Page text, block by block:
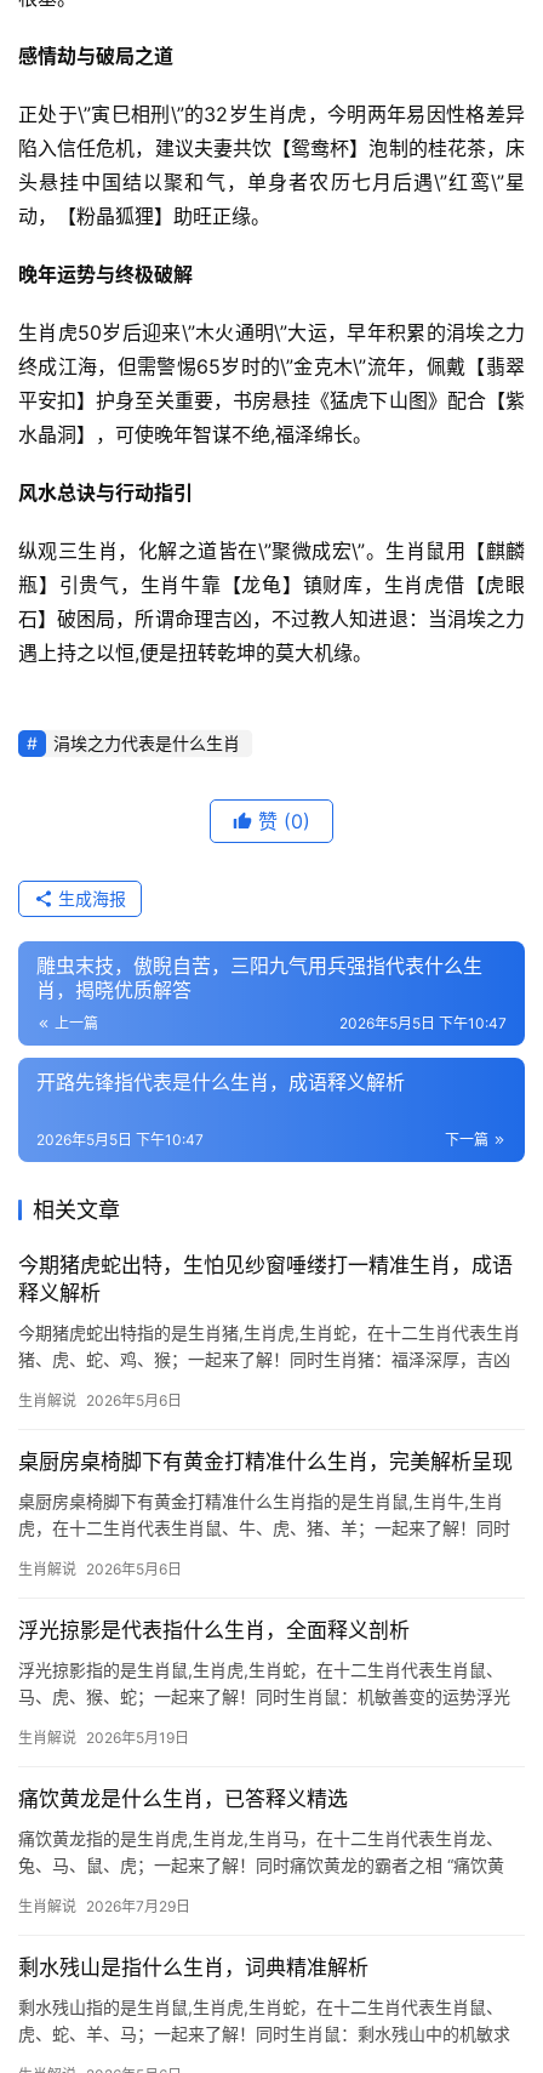
感情劫与破局之道
正处于\”寅巳相刑\”的32岁生肖虎，今明两年易因性格差异
陷入信任危机，建议夫妻共饮【鸳鸯杯】泡制的桂花茶，床
头悬挂中国结以聚和气，单身者农历七月后遇\”红鸾\”星
动，【粉晶狐狸】助旺正缘。
晚年运势与终极破解
生肖虎50岁后迎来\”木火通明\”大运，早年积累的涓埃之力
终成江海，但需警惕65岁时的\”金克木\”流年，佩戴【翡翠
平安扣】护身至关重要，书房悬挂《猛虎下山图》配合【紫
水晶洞】，可使晚年智谋不绝,福泽绵长。
风水总诀与行动指引
纵观三生肖，化解之道皆在\”聚微成宏\”。生肖鼠用【麒麟
瓶】引贵气，生肖牛靠【龙龟】镇财库，生肖虎借【虎眼
石】破困局，所谓命理吉凶，不过教人知进退：当涓埃之力
遇上持之以恒,便是扭转乾坤的莫大机缘。
涓埃之力代表是什么生肖
赞 (0)
生成海报
雕虫末技，傲睨自苦，三阳九气用兵强指代表什么生
肖，揭晓优质解答
上一篇 2026年5月5日 下午10:47
开路先锋指代表是什么生肖，成语释义解析
下一篇
2026年5月5日 下午10:47
相关文章
今期猪虎蛇出特，生怕见纱窗唾缕打一精准生肖，成语
释义解析
今期猪虎蛇出特指的是生肖猪,生肖虎,生肖蛇，在十二生肖代表生肖
猪、虎、蛇、鸡、猴；一起来了解！同时生肖猪：福泽深厚，吉凶
之年，尤其下半年“天德”“福星”双曜加持，事业上易遇贵人提携，29
生肖解说 2026年5月6日
桌厨房桌椅脚下有黄金打精准什么生肖，完美解析呈现
桌厨房桌椅脚下有黄金打精准什么生肖指的是生肖鼠,生肖牛,生肖
虎，在十二生肖代表生肖鼠、牛、虎、猪、羊；一起来了解！同时
鼠正是这一意象的绝佳代言，鼠类天性擅于囤积，且对细微动静极
生肖解说 2026年5月6日
浮光掠影是代表指什么生肖，全面释义剖析
浮光掠影指的是生肖鼠,生肖虎,生肖蛇，在十二生肖代表生肖鼠、
马、虎、猴、蛇；一起来了解！同时生肖鼠：机敏善变的运势浮光
变，实则暗藏玄机，2026年对属鼠者而言极为关键，下半年易遇“吉
生肖解说 2026年5月19日
痛饮黄龙是什么生肖，已答释义精选
痛饮黄龙指的是生肖虎,生肖龙,生肖马，在十二生肖代表生肖龙、
兔、马、鼠、虎；一起来了解！同时痛饮黄龙的霸者之相 “痛饮黄
关联极深——龙为九五之尊，黄龙更是帝王象征。生肖龙人天生带
生肖解说 2026年7月29日
剩水残山是指什么生肖，词典精准解析
剩水残山指的是生肖鼠,生肖虎,生肖蛇，在十二生肖代表生肖鼠、
虎、蛇、羊、马；一起来了解！同时生肖鼠：剩水残山中的机敏求